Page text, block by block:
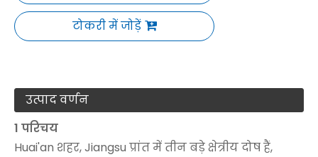
टोकरी में जोड़ें
उत्पाद वर्णन
1 परिचय
Huai'an शहर, Jiangsu प्रांत में तीन बड़े क्षेत्रीय दोष हैं,